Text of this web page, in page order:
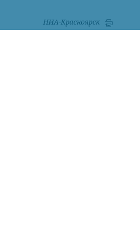
НИА-Красноярск